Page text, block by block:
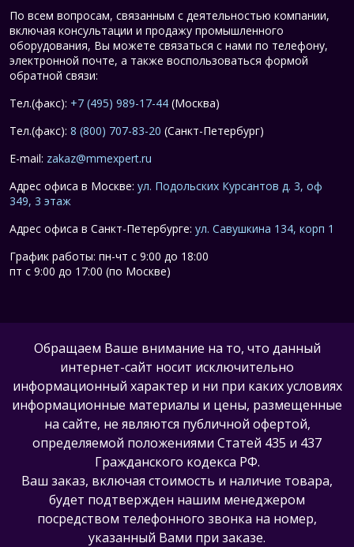
По всем вопросам, связанным с деятельностью компании,
включая консультации и продажу промышленного
оборудования, Вы можете связаться с нами по телефону,
электронной почте, а также воспользоваться формой
обратной связи:
Тел.(факс): +7 (495) 989-17-44 (Москва)
Тел.(факс): 8 (800) 707-83-20 (Санкт-Петербург)
E-mail: zakaz@mmexpert.ru
Адрес офиса в Москве: ул. Подольских Курсантов д. 3, оф
349, 3 этаж
Адрес офиса в Санкт-Петербурге: ул. Савушкина 134, корп 1
График работы: пн-чт с 9:00 до 18:00
пт с 9:00 до 17:00 (по Москве)
Обращаем Ваше внимание на то, что данный
интернет-сайт носит исключительно
информационный характер и ни при каких условиях
информационные материалы и цены, размещенные
на сайте, не являются публичной офертой,
определяемой положениями Статей 435 и 437
Гражданского кодекса РФ.
Ваш заказ, включая стоимость и наличие товара,
будет подтвержден нашим менеджером
посредством телефонного звонка на номер,
указанный Вами при заказе.